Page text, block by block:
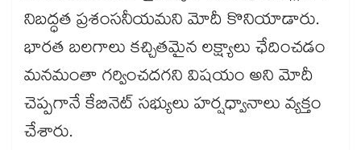
నిబద్ధత ప్రశంసనీయమని మోదీ కొనియాడారు.
భారత బలగాలు కచ్చితమైన లక్ష్యాలు ఛేదించడం
మనమంతా గర్వించదగని విషయం అని మోదీ
చెప్పగానే కేబినెట్​ సభ్యులు హర్షధ్వానాలు వ్యక్తం
చేశారు.